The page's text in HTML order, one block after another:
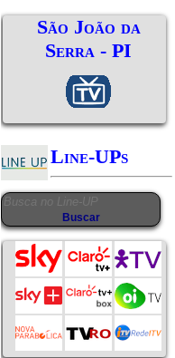
São João da
Serra - PI
Line-UPs